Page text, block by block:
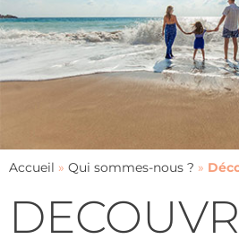
Accueil » Qui sommes-nous ? »